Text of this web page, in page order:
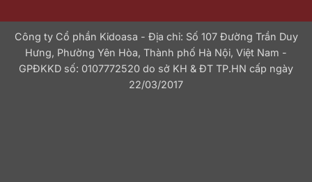
Công ty Cổ phần Kidoasa - Địa chỉ: Số 107 Đường Trần Duy
Hưng, Phường Yên Hòa, Thành phố Hà Nội, Việt Nam -
GPĐKKD số: 0107772520 do sở KH & ĐT TP.HN cấp ngày
22/03/2017